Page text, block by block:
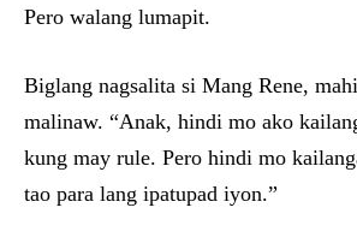
Pero walang lumapit.
Biglang nagsalita si Mang Rene,
malinaw. “Anak, hindi mo ako
kung may rule. Pero hindi mo
tao para lang ipatupad iyon.”